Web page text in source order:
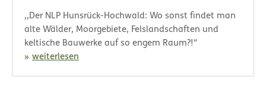
,,Der NLP Hunsrück-Hochwald: Wo sonst findet man
alte Wälder, Moorgebiete, Felslandschaften und
keltische Bauwerke auf so engem Raum?!“
weiterlesen